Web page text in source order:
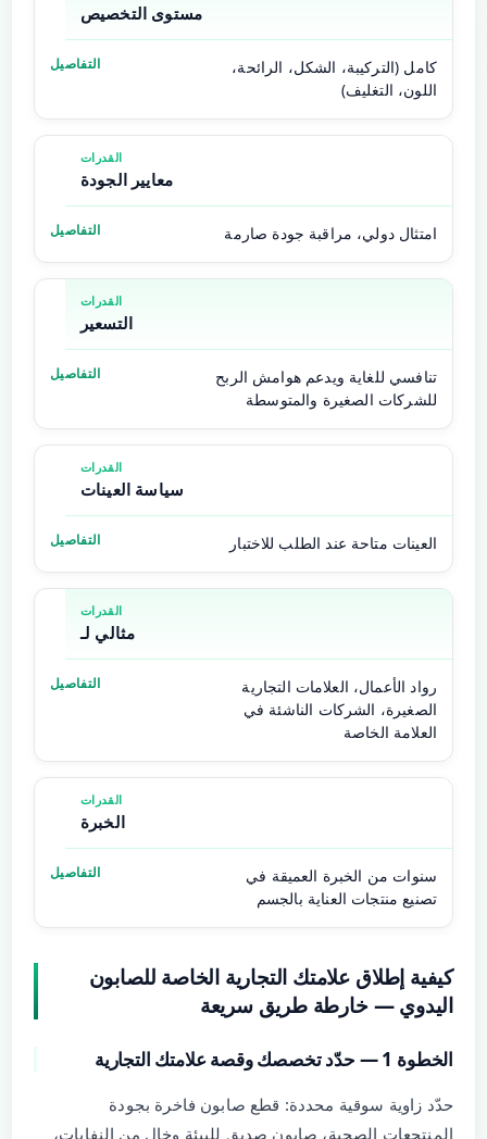
مستوى التخصيص
كامل (التركيبة، الشكل، الرائحة،
اللون، التغليف)
معايير الجودة
امتثال دولي، مراقبة جودة صارمة
التسعير
تنافسي للغاية ويدعم هوامش الربح
للشركات الصغيرة والمتوسطة
سياسة العينات
العينات متاحة عند الطلب للاختبار
مثالي لـ
رواد الأعمال، العلامات التجارية
الصغيرة، الشركات الناشئة في
العلامة الخاصة
الخبرة
سنوات من الخبرة العميقة في
تصنيع منتجات العناية بالجسم
كيفية إطلاق علامتك التجارية الخاصة للصابون
اليدوي — خارطة طريق سريعة
الخطوة 1 — حدّد تخصصك وقصة علامتك التجارية
حدّد زاوية سوقية محددة: قطع صابون فاخرة بجودة
المنتجعات الصحية، صابون صديق للبيئة وخالٍ من النفايات،